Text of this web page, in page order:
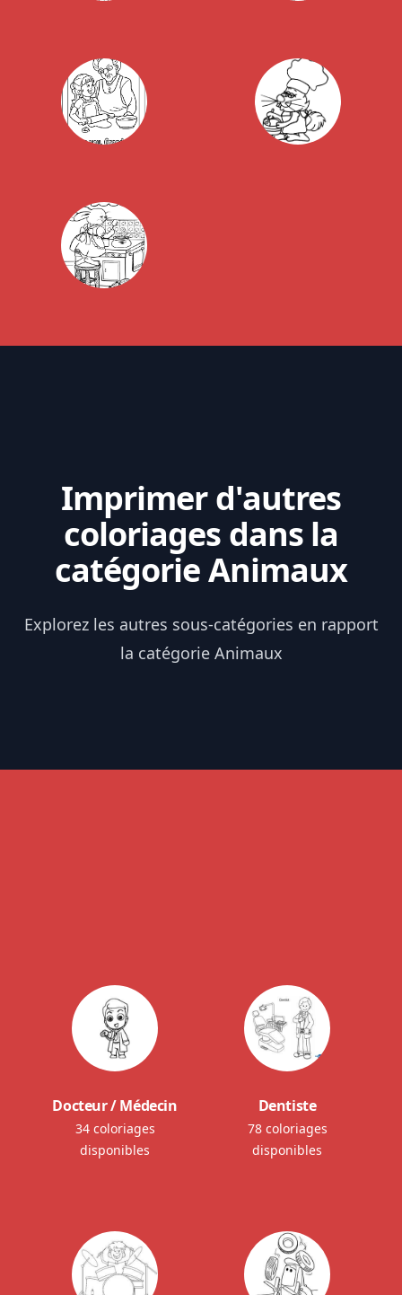
Imprimer d'autres
coloriages dans la
catégorie Animaux
Explorez les autres sous-catégories en rapport
la catégorie Animaux
Docteur / Médecin
34 coloriages
disponibles
Dentiste
78 coloriages
disponibles